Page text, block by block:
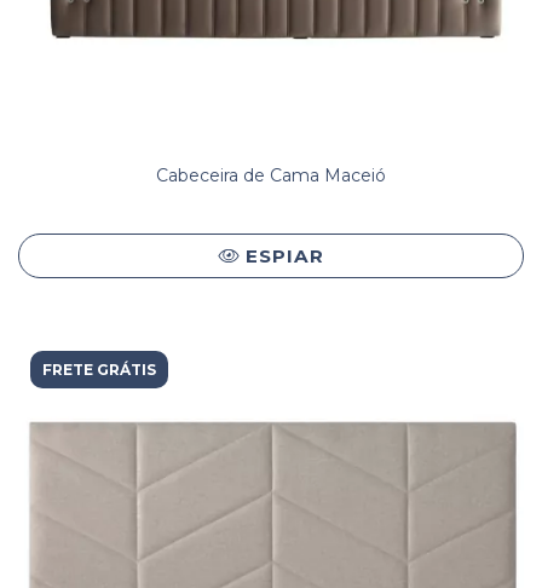
Cabeceira de Cama Maceió
ESPIAR
FRETE GRÁTIS